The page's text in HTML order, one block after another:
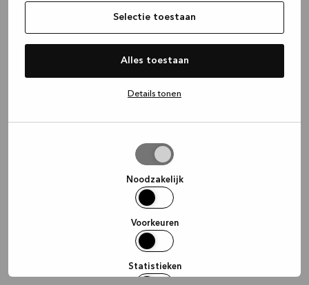
Selectie toestaan
Alles toestaan
Details tonen
Noodzakelijk
Voorkeuren
Statistieken